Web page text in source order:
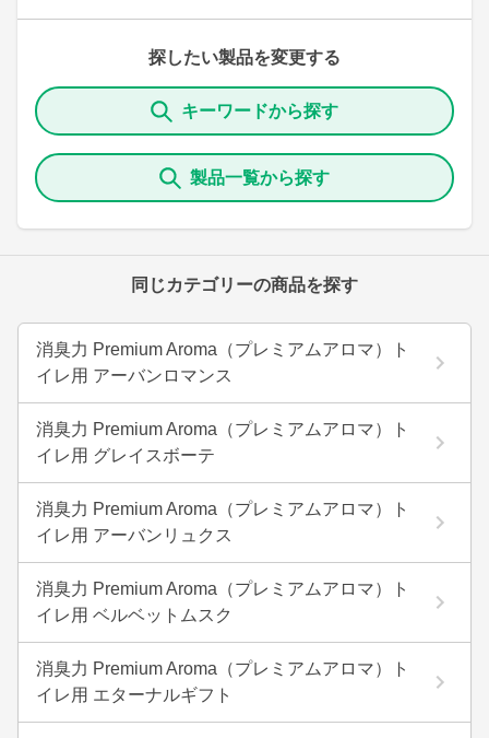
探したい製品を変更する
キーワードから探す
製品一覧から探す
同じカテゴリーの商品を探す
消臭力 Premium Aroma（プレミアムアロマ）ト
イレ用 アーバンロマンス
消臭力 Premium Aroma（プレミアムアロマ）ト
イレ用 グレイスボーテ
消臭力 Premium Aroma（プレミアムアロマ）ト
イレ用 アーバンリュクス
消臭力 Premium Aroma（プレミアムアロマ）ト
イレ用 ベルベットムスク
消臭力 Premium Aroma（プレミアムアロマ）ト
イレ用 エターナルギフト